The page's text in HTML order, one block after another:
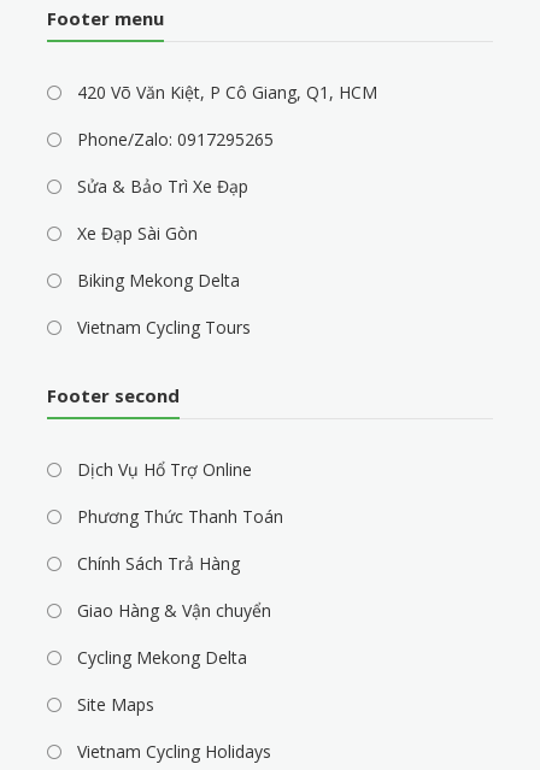
Footer menu
420 Võ Văn Kiệt, P Cô Giang, Q1, HCM
Phone/Zalo: 0917295265
Sửa & Bảo Trì Xe Đạp
Xe Đạp Sài Gòn
Biking Mekong Delta
Vietnam Cycling Tours
Footer second
Dịch Vụ Hổ Trợ Online
Phương Thức Thanh Toán
Chính Sách Trả Hàng
Giao Hàng & Vận chuyển
Cycling Mekong Delta
Site Maps
Vietnam Cycling Holidays